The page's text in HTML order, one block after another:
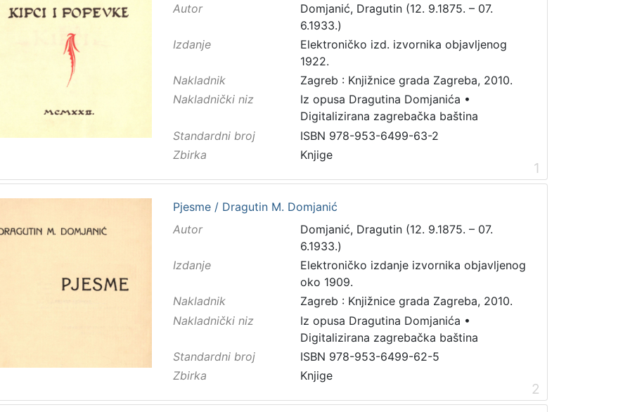
Autor
Domjanić, Dragutin (12. 9.1875. – 07.
6.1933.)
Izdanje
Elektroničko izd. izvornika objavljenog
1922.
Nakladnik
Zagreb : Knjižnice grada Zagreba, 2010.
Nakladnički niz
Iz opusa Dragutina Domjanića •
Digitalizirana zagrebačka baština
Standardni broj
ISBN 978-953-6499-63-2
Zbirka
Knjige
1
Pjesme / Dragutin M. Domjanić
Autor
Domjanić, Dragutin (12. 9.1875. – 07.
6.1933.)
Izdanje
Elektroničko izdanje izvornika objavljenog
oko 1909.
Nakladnik
Zagreb : Knjižnice grada Zagreba, 2010.
Nakladnički niz
Iz opusa Dragutina Domjanića •
Digitalizirana zagrebačka baština
Standardni broj
ISBN 978-953-6499-62-5
Zbirka
Knjige
2